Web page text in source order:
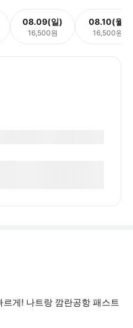
08.09(일)
16,500원
08.10(월)
16,500원
게! 나트랑 깜란공항 패스트